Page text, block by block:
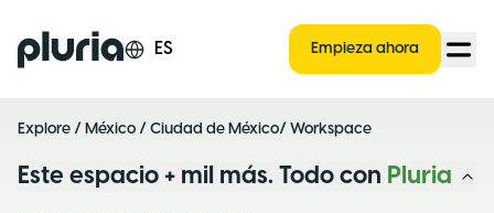
Logo Pluria ES Empieza ahora
Explore / México / Ciudad de México/ Workspace
Este espacio + mil más. Todo con Pluria